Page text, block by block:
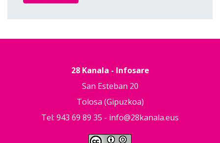
28 Kanala - Infosare
San Esteban 20
Tolosa (Gipuzkoa)
Tel: 943 69 89 35 - info@28kanala.eus